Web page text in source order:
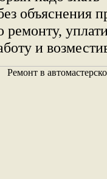
объяснения
и